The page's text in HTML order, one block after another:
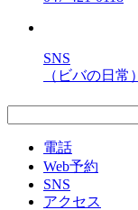
SNS
（ビバの日常）
電話
Web予約
SNS
アクセス